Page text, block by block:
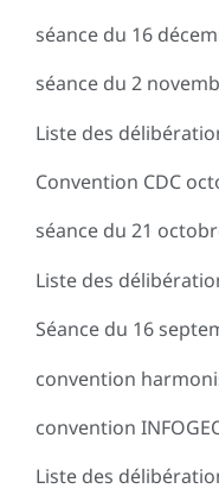
séance du 16
séance du 2
Liste des
Convention CDC
séance du 21
Liste des
Séance du 16
convention
convention
Liste des